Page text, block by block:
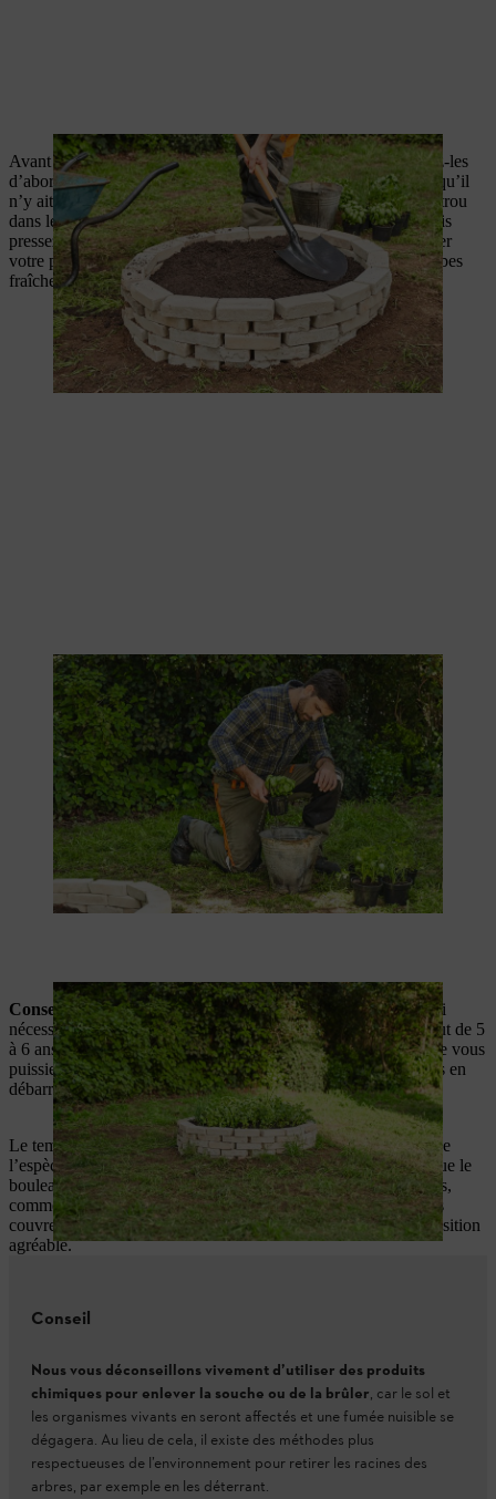
Avant de planter les herbes aromatiques (ou les fleurs), arrosez-les
d’abord en immergeant le pot dans un seau d’eau. Jusqu’à ce qu’il
n’y ait plus de bulles. Ensuite, retirez-les du seau. Creusez un trou
dans le terreau avec les mains, placez la plante à l’intérieur, puis
pressez le terreau sur les côtés. Il ne vous reste plus qu’à arroser
votre petit parterre nouvellement aménagé et à profiter des herbes
fraîches ou de la splendeur des fleurs.
Conseil de pro de STIHL :ajoutez du terreau au printemps si
nécessaire. Selon sa taille, la souche se décompose déjà au bout de 5
à 6 ans environ et est alors suffisamment décomposée pour que vous
puissiez la découper facilement à la hache et à la bêche et vous en
débarrasser.
Le temps nécessaire à la souche pour se décomposer dépend de
l’espèce d’arbre. Par exemple, le chêne prend plus de temps que le
bouleau. Pour la plantation, les herbes aromatiques sont idéales,
comme dans notre exemple, mais les fleurs d’été ou les plantes
couvre-sol aident également à rendre le processus de décomposition
agréable.
Conseil
Nous vous déconseillons vivement d’utiliser des produits
chimiques pour enlever la souche ou de la brûler, car le sol et
les organismes vivants en seront affectés et une fumée nuisible se
dégagera. Au lieu de cela, il existe des méthodes plus
respectueuses de l’environnement pour retirer les racines des
arbres, par exemple en les déterrant.